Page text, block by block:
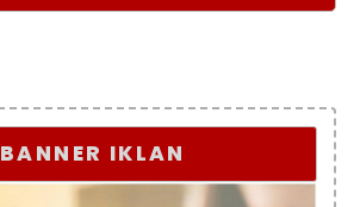
BANNER IKLAN